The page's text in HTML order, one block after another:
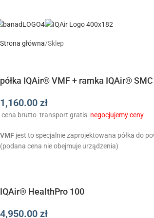
Strona główna Sklep
półka IQAir® VMF + ramka IQAir® SMC
1,160.00 zł
cena brutto transport gratis negocjujemy ceny
VMF jest to specjalnie zaprojektowana półka do
(podana cena nie obejmuje urządzenia)
IQAir® HealthPro 100
4,950.00 zł